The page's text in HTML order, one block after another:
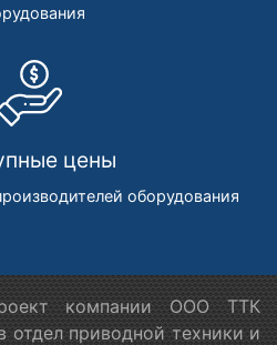
цены
оборудования
компании ООО ТТК
приводной техники и